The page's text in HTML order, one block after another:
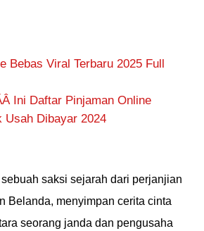
Bebas Viral Terbaru 2025 Full
Ini Daftar Pinjaman Online
Usah Dibayar 2024
saksi sejarah dari perjanjian
Belanda, menyimpan cerita cinta
seorang janda dan pengusaha